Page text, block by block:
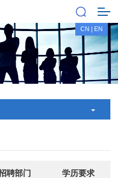
CN EN
聘部门 学历要求